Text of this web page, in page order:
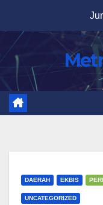
content
DAERAH EKBIS
UNCATEGORIZED